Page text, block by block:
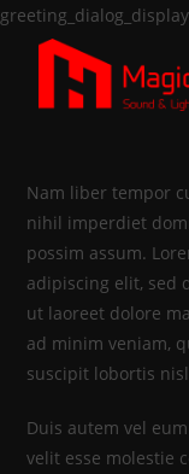
Nam liber tempor
nihil imperdiet
possim assum.
adipiscing elit, sed
ut laoreet dolore
ad minim veniam,
suscipit lobortis
Duis autem vel
velit esse molestie